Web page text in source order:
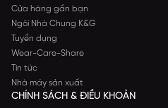
Cửa hàng gần bạn
Ngôi Nhà Chung K&G
Tuyển dụng
Wear-Care-Share
Tin tức
Nhà máy sản xuất
CHÍNH SÁCH & ĐIỀU KHOẢN